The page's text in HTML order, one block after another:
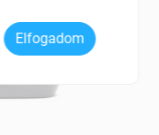
Elfogadom